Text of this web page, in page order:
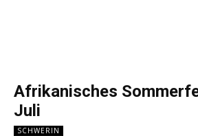
Afrikanisches
Juli
SCHWERIN